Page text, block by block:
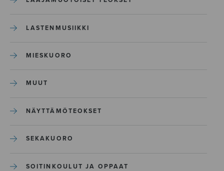
LASTENMUSIIKKI
MIESKUORO
MUUT
NÄYTTÄMÖTEOKSET
SEKAKUORO
SOITINKOULUT JA OPPAAT